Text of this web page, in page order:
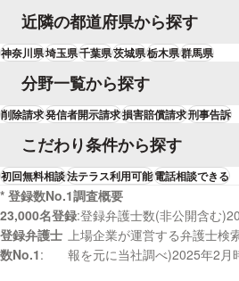
近隣の都道府県から探す
神奈川県埼玉県千葉県茨城県栃木県群馬県
分野一覧から探す
削除請求発信者開示請求損害賠償請求刑事告訴
こだわり条件から探す
初回無料相談法テラス利用可能電話相談できる
* 登録数No.1調査概要
23,000名登録 登録弁護士数(非公開含む
登録弁護士
数No.1
上場企業が運営する弁護士
報を元に当社調べ)2025年2月